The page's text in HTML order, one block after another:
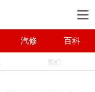
汽修 百科
视频